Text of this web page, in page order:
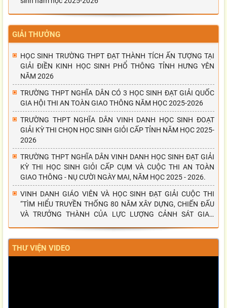
GIẢI THƯỞNG
HỌC SINH TRƯỜNG THPT ĐẠT THÀNH TÍCH ẤN TƯỢNG TẠI
GIẢI ĐIỀN KINH HỌC SINH PHỔ THÔNG TỈNH HƯNG YÊN
NĂM 2026
TRƯỜNG THPT NGHĨA DÂN CÓ 3 HỌC SINH ĐẠT GIẢI QUỐC
GIA HỘI THI AN TOÀN GIAO THÔNG NĂM HỌC 2025-2026
TRƯỜNG THPT NGHĨA DÂN VINH DANH HỌC SINH ĐOẠT
GIẢI KỲ THI CHỌN HỌC SINH GIỎI CẤP TỈNH NĂM HỌC 2025-
2026
TRƯỜNG THPT NGHĨA DÂN VINH DANH HỌC SINH ĐẠT GIẢI
KỲ THI HỌC SINH GIỎI CẤP CỤM VÀ CUỘC THI AN TOÀN
GIAO THÔNG - NỤ CƯỜI NGÀY MAI, NĂM HỌC 2025 - 2026.
VINH DANH GIÁO VIÊN VÀ HỌC SINH ĐẠT GIẢI CUỘC THI
“TÌM HIỂU TRUYỀN THỐNG 80 NĂM XÂY DỰNG, CHIẾN ĐẤU
VÀ TRƯỞNG THÀNH CỦA LỰC LƯỢNG CẢNH SÁT GIAO
THƯ VIỆN VIDEO